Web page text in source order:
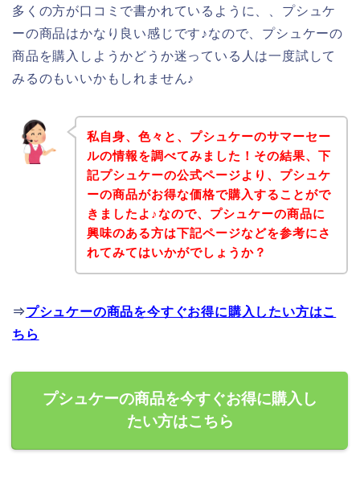
多くの方が口コミで書かれているように、、プシュケ
ーの商品はかなり良い感じです♪なので、プシュケーの
商品を購入しようかどうか迷っている人は一度試して
みるのもいいかもしれません♪
私自身、色々と、プシュケーのサマーセー
ルの情報を調べてみました！その結果、下
記プシュケーの公式ページより、プシュケ
ーの商品がお得な価格で購入することがで
きましたよ♪なので、プシュケーの商品に
興味のある方は下記ページなどを参考にさ
れてみてはいかがでしょうか？
⇒プシュケーの商品を今すぐお得に購入したい方はこ
ちら
プシュケーの商品を今すぐお得に購入し
たい方はこちら